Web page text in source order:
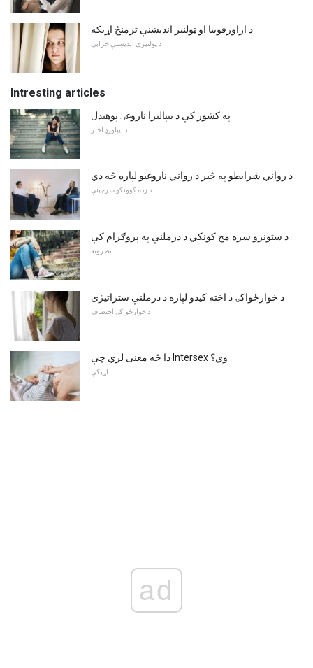
د اراورفوبیا او ټولنیز اندیښنې ترمنځ اړیکه
د ټولنیزې اندیښنې خرابی
Intresting articles
په کشور کې د بیپالیرا ناروغۍ پوهیدل
د بیپلورډ اختر
د رواني شرایطو په څیر د رواني ناروغیو لپاره څه دي
د زده کوونکو سرچینې
د ستونزو سره مخ کونکي د درملنې په پروګرام کې
نظرونه
د خوارځواکۍ د اخته کیدو لپاره د درملنې ستراتیژی
د خوارځواکۍ اختطاف
دا څه معنی لري چې Intersex وي؟
اړیکې
ad